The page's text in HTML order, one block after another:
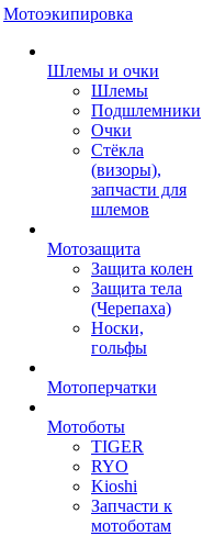
Мотоэкипировка
Шлемы и очки
Шлемы
Подшлемники
Очки
Стёкла
(визоры),
запчасти для
шлемов
Мотозащита
Защита колен
Защита тела
(Черепаха)
Носки,
гольфы
Мотоперчатки
Мотоботы
TIGER
RYO
Kioshi
Запчасти к
мотоботам